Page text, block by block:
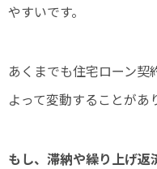
やすいです。
あくまでも住宅ローン
よって変動することがあ
もし、滞納や繰り上げ返